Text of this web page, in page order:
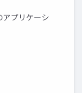
プリケーシ